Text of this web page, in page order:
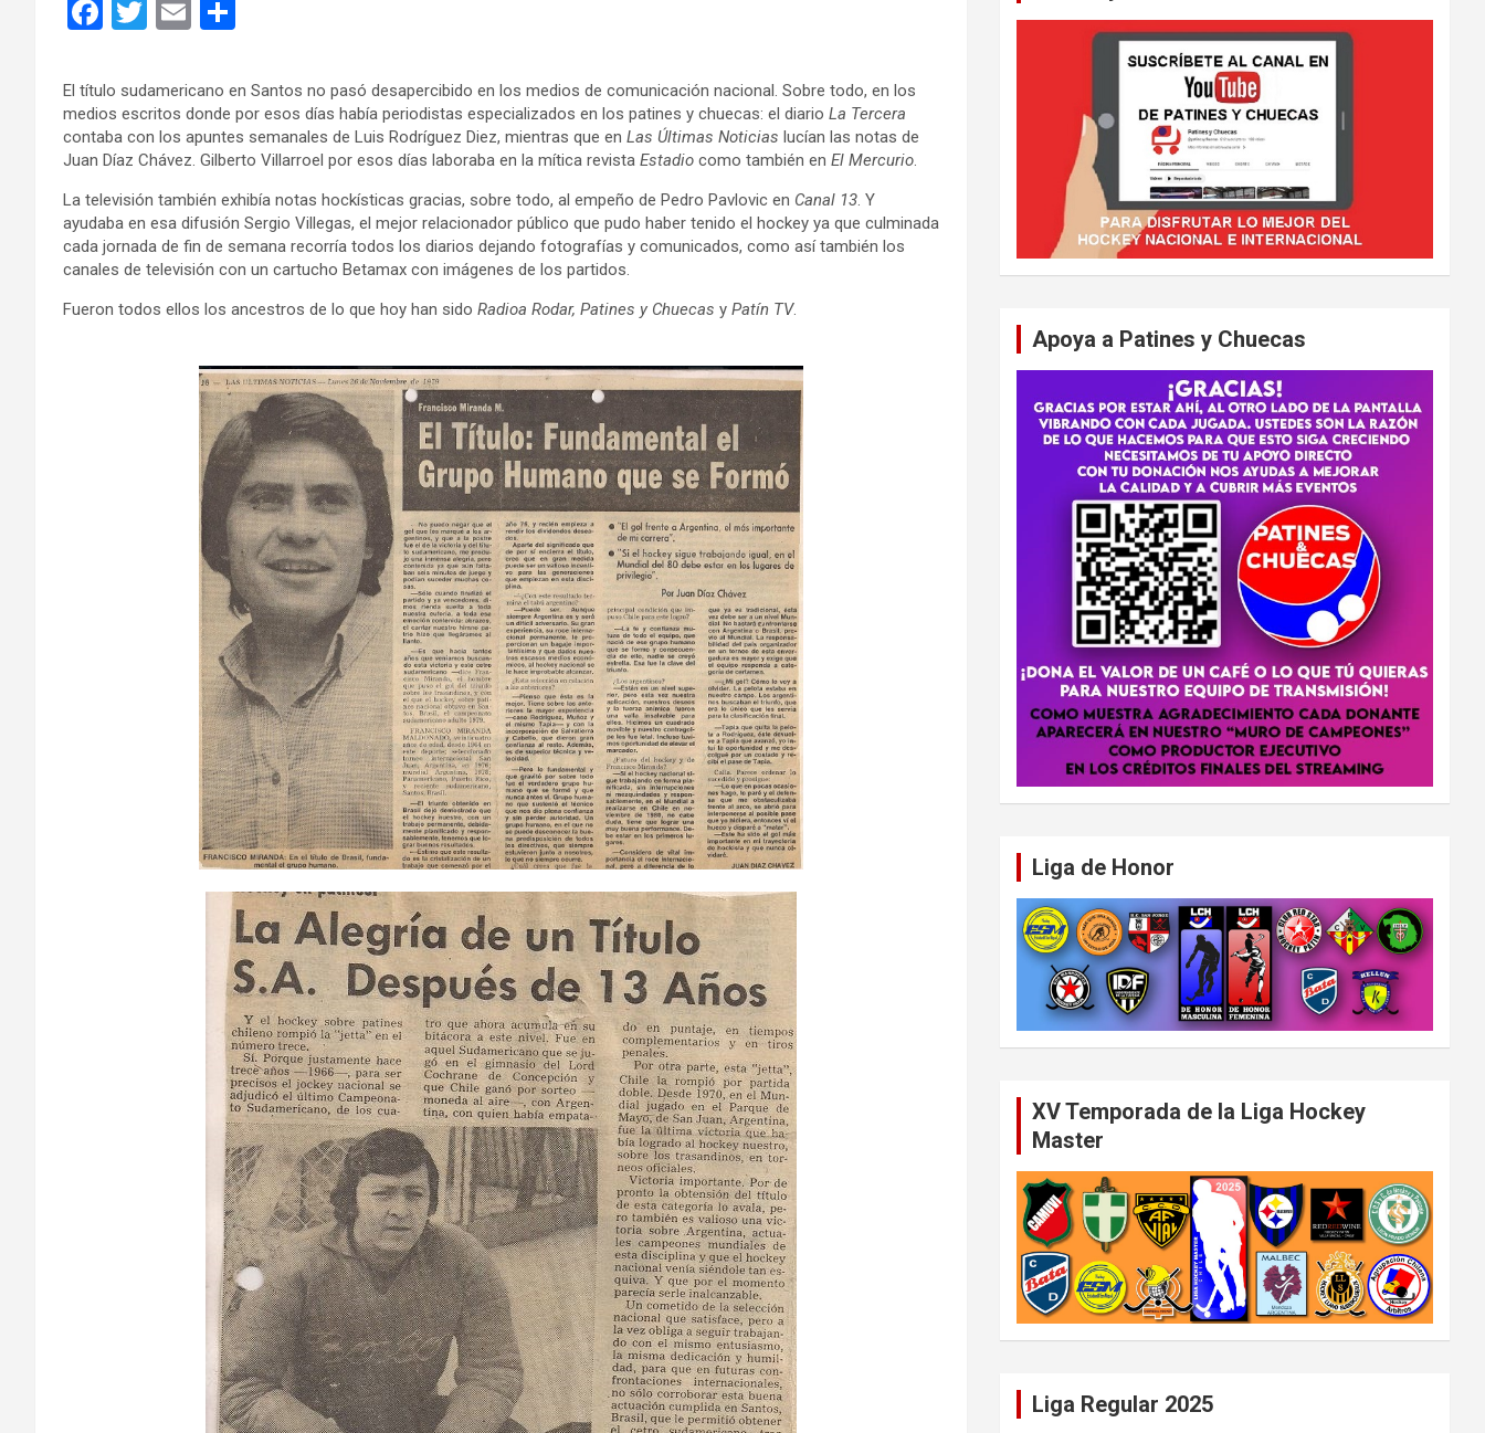
F
ce
b
o
o
k
T
tt
er
E
ail m
p
ar
tir
El título sudamericano en Santos no pasó desapercibido en los medios de comunicación nacional. Sobre todo, en los
medios escritos donde por esos días había periodistas especializados en los patines y chuecas: el diario La Tercera
contaba con los apuntes semanales de Luis Rodríguez Diez, mientras que en Las Últimas Noticias lucían las notas de
Juan Díaz Chávez. Gilberto Villarroel por esos días laboraba en la mítica revista Estadio como también en El Mercurio.
La televisión también exhibía notas hockísticas gracias, sobre todo, al empeño de Pedro Pavlovic en Canal 13. Y
ayudaba en esa difusión Sergio Villegas, el mejor relacionador público que pudo haber tenido el hockey ya que culminada
cada jornada de fin de semana recorría todos los diarios dejando fotografías y comunicados, como así también los
canales de televisión con un cartucho Betamax con imágenes de los partidos.
Fueron todos ellos los ancestros de lo que hoy han sido Radioa Rodar, Patines y Chuecas y Patín TV.
Apoya a Patines y Chuecas
Liga de Honor
XV Temporada de la Liga Hockey
Master
Liga Regular 2025